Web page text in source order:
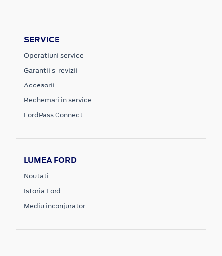
SERVICE
Operatiuni service
Garantii si revizii
Accesorii
Rechemari in service
FordPass Connect
LUMEA FORD
Noutati
Istoria Ford
Mediu inconjurator